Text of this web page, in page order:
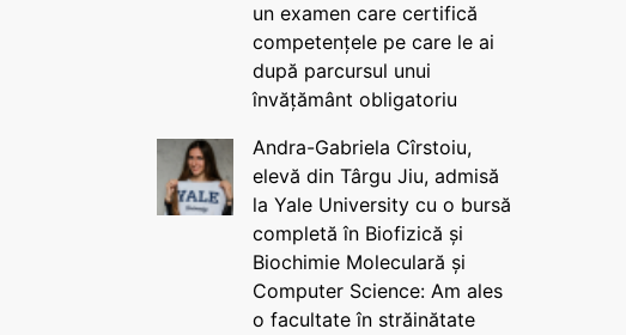
un examen care certifică
competențele pe care le ai
după parcursul unui
învățământ obligatoriu
Andra-Gabriela Cîrstoiu,
elevă din Târgu Jiu, admisă
la Yale University cu o bursă
completă în Biofizică și
Biochimie Moleculară și
Computer Science: Am ales
o facultate în străinătate